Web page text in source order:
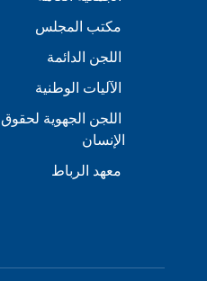
مكتب المجلس
اللجن الدائمة
الآليات الوطنية
اللجن الجهوية لحقوق
الإنسان
معهد الرباط